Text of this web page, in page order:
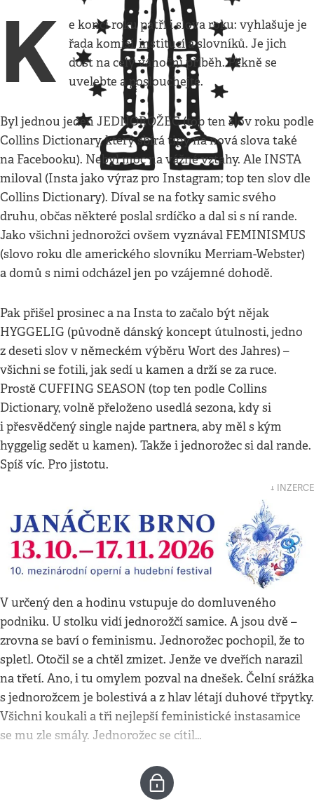
K
e konci roku patří i slova roku: vyhlašuje je
řada komisí, institucí a slovníků. Je jich
dost na celý vánoční příběh. Pěkně se
uvelebte a poslouchejte.
Byl jednou jeden JEDNOROŽEC (top ten slov roku podle
Collins Dictionary, který sbírá tipy na nová slova také
na Facebooku). Nebyl moc na vážné vztahy. Ale INSTA
miloval (Insta jako výraz pro Instagram; top ten slov dle
Collins Dictionary). Díval se na fotky samic svého
druhu, občas některé poslal srdíčko a dal si s ní rande.
Jako všichni jednorožci ovšem vyznával FEMINISMUS
(slovo roku dle amerického slovníku Merriam-Webster)
a domů s nimi odcházel jen po vzájemné dohodě.
Pak přišel prosinec a na Insta to začalo být nějak
HYGGELIG (původně dánský koncept útulnosti, jedno
z deseti slov v německém výběru Wort des Jahres) –
všichni se fotili, jak sedí u kamen a drží se za ruce.
Prostě CUFFING SEASON (top ten podle Collins
Dictionary, volně přeloženo usedlá sezona, kdy si
i přesvědčený single najde partnera, aby měl s kým
hyggelig sedět u kamen). Takže i jednorožec si dal rande.
Spíš víc. Pro jistotu.
↓ INZERCE
V určený den a hodinu vstupuje do domluveného
podniku. U stolku vidí jednorožčí samice. A jsou dvě –
zrovna se baví o feminismu. Jednorožec pochopil, že to
spletl. Otočil se a chtěl zmizet. Jenže ve dveřích narazil
na třetí. Ano, i tu omylem pozval na dnešek. Čelní srážka
s jednorožcem je bolestivá a z hlav létají duhové třpytky.
Všichni koukali a tři nejlepší feministické instasamice
se mu zle smály. Jednorožec se cítil…